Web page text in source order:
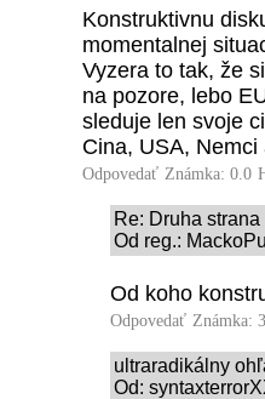
Konstruktivnu
momentalnej
Vyzera to tak, že
na pozore, lebo
sleduje len svoje
Cina, USA, Nemci
Odpovedať Známka: 0.0
Re: Druha
Od reg.:
Od koho
Odpovedať Známka:
ultraradikálny
Od: